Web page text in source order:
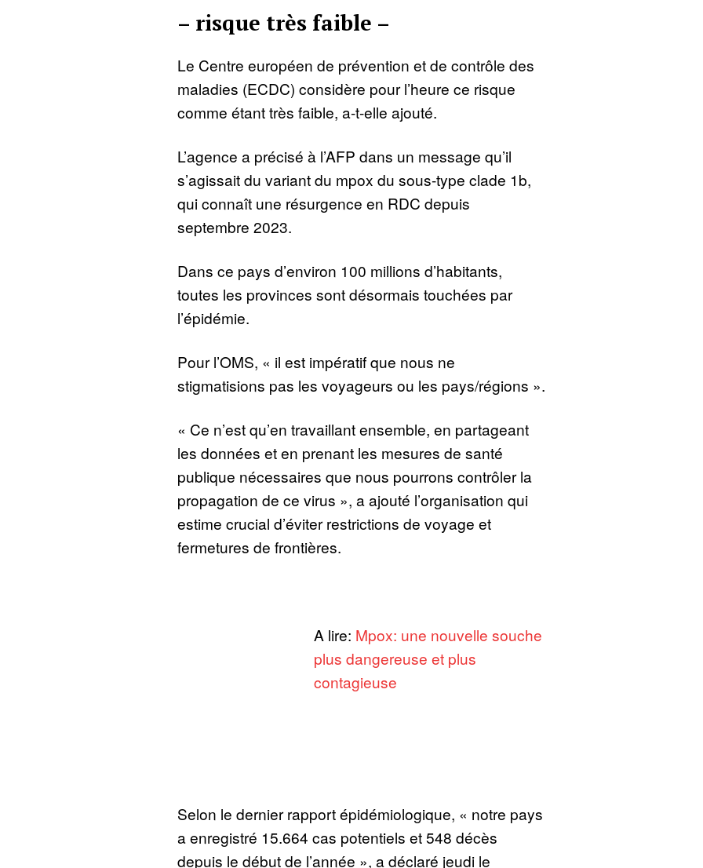
– risque très faible –
Le Centre européen de prévention et de contrôle des
maladies (ECDC) considère pour l’heure ce risque
comme étant très faible, a-t-elle ajouté.
L’agence a précisé à l’AFP dans un message qu’il
s’agissait du variant du mpox du sous-type clade 1b,
qui connaît une résurgence en RDC depuis
septembre 2023.
Dans ce pays d’environ 100 millions d’habitants,
toutes les provinces sont désormais touchées par
l’épidémie.
Pour l’OMS, « il est impératif que nous ne
stigmatisions pas les voyageurs ou les pays/régions ».
« Ce n’est qu’en travaillant ensemble, en partageant
les données et en prenant les mesures de santé
publique nécessaires que nous pourrons contrôler la
propagation de ce virus », a ajouté l’organisation qui
estime crucial d’éviter restrictions de voyage et
fermetures de frontières.
A lire: Mpox: une nouvelle souche
plus dangereuse et plus
contagieuse
Selon le dernier rapport épidémiologique, « notre pays
a enregistré 15.664 cas potentiels et 548 décès
depuis le début de l’année », a déclaré jeudi le